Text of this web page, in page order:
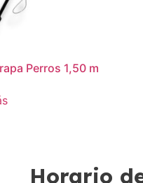
Perros 1,50 m
Horario